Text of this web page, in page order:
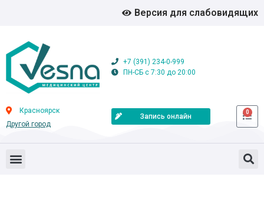
Версия для слабовидящих
+7 (391) 234-0-999
ПН-СБ с 7:30 до 20:00
Красноярск
Другой город
Запись онлайн
0